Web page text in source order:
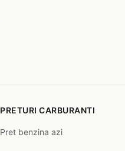
PRETURI CARBURANTI
Pret benzina azi